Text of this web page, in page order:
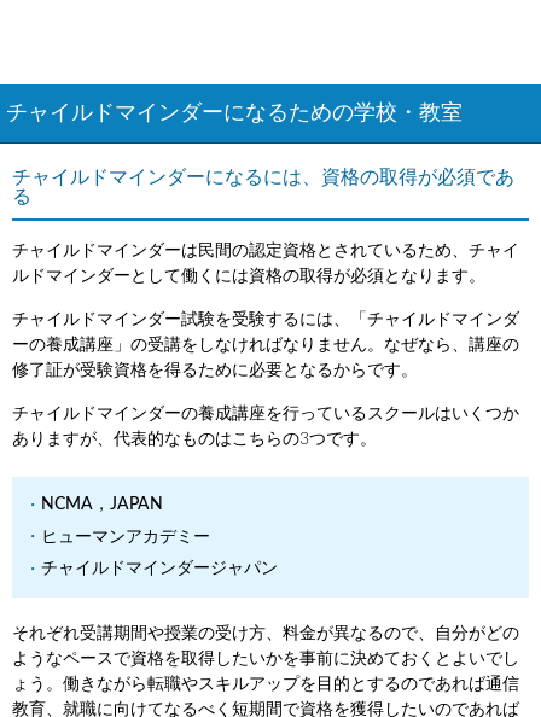
チャイルドマインダーになるための学校・教室
チャイルドマインダーになるには、資格の取得が必須であ
る
チャイルドマインダーは民間の認定資格とされているため、チャイ
ルドマインダーとして働くには資格の取得が必須となります。
チャイルドマインダー試験を受験するには、「チャイルドマインダ
ーの養成講座」の受講をしなければなりません。なぜなら、講座の
修了証が受験資格を得るために必要となるからです。
チャイルドマインダーの養成講座を行っているスクールはいくつか
ありますが、代表的なものはこちらの3つです。
NCMA，JAPAN
ヒューマンアカデミー
チャイルドマインダージャパン
それぞれ受講期間や授業の受け方、料金が異なるので、自分がどの
ようなペースで資格を取得したいかを事前に決めておくとよいでし
ょう。働きながら転職やスキルアップを目的とするのであれば通信
教育、就職に向けてなるべく短期間で資格を獲得したいのであれば